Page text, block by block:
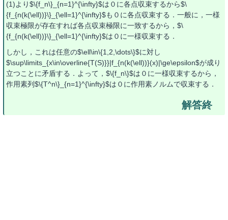
(1)より$\{f_n\}_{n=1}^{\infty}$は０に各点収束するから$\
{f_{n(k(\ell))}\}_{\ell=1}^{\infty}$も０に各点収束する．一般に，一様
収束極限が存在すれば各点収束極限に一致するから，$\
{f_{n(k(\ell))}\}_{\ell=1}^{\infty}$は０に一様収束する．
しかし，これは任意の$\ell\in\{1,2,\dots\}$に対し
$\sup\limits_{x\in\overline{T(S)}}|f_{n(k(\ell))}(x)|\ge\epsilon$が成り
立つことに矛盾する．よって，$\{f_n\}$は０に一様収束するから，
作用素列$\{T^n\}_{n=1}^{\infty}$は０に作用素ノルムで収束する．